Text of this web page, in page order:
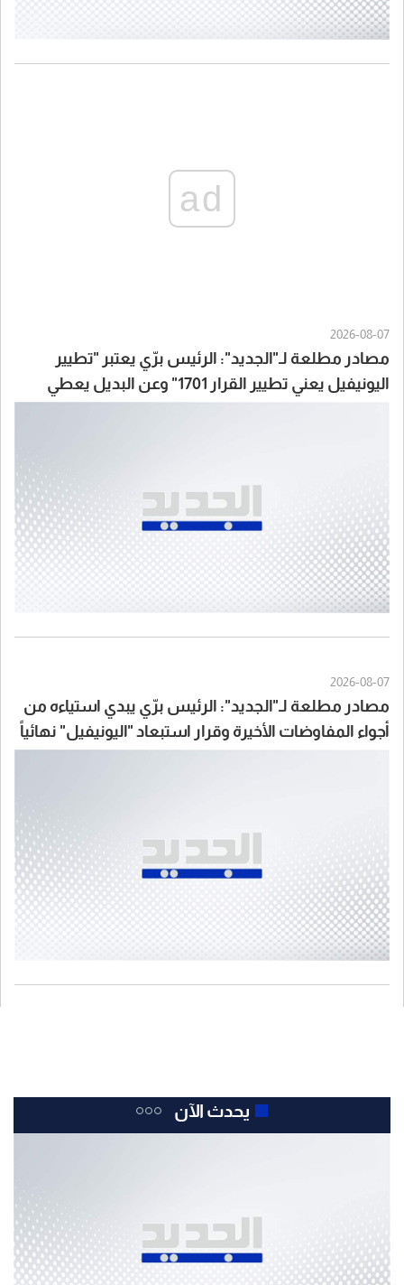
ad
2026-08-07
مصادر مطلعة لـ"الجديد": الرئيس برّي يعتبر "تطيير
اليونيفيل يعني تطيير القرار 1701" وعن البديل يعطي
2026-08-07
مصادر مطلعة لـ"الجديد": الرئيس برّي يبدي استياءه من
أجواء المفاوضات الأخيرة وقرار استبعاد "اليونيفيل" نهائياً
يحدث الآن